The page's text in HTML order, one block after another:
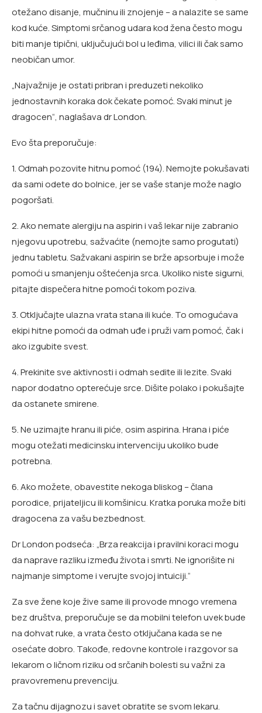
otežano disanje, mučninu ili znojenje – a nalazite se same
kod kuće. Simptomi srčanog udara kod žena često mogu
biti manje tipični, uključujući bol u leđima, vilici ili čak samo
neobičan umor.
„Najvažnije je ostati pribran i preduzeti nekoliko
jednostavnih koraka dok čekate pomoć. Svaki minut je
dragocen“, naglašava dr London.
Evo šta preporučuje:
1. Odmah pozovite hitnu pomoć (194). Nemojte pokušavati
da sami odete do bolnice, jer se vaše stanje može naglo
pogoršati.
2. Ako nemate alergiju na aspirin i vaš lekar nije zabranio
njegovu upotrebu, sažvaćite (nemojte samo progutati)
jednu tabletu. Sažvakani aspirin se brže apsorbuje i može
pomoći u smanjenju oštećenja srca. Ukoliko niste sigurni,
pitajte dispečera hitne pomoći tokom poziva.
3. Otključajte ulazna vrata stana ili kuće. To omogućava
ekipi hitne pomoći da odmah uđe i pruži vam pomoć, čak i
ako izgubite svest.
4. Prekinite sve aktivnosti i odmah sedite ili lezite. Svaki
napor dodatno opterećuje srce. Dišite polako i pokušajte
da ostanete smirene.
5. Ne uzimajte hranu ili piće, osim aspirina. Hrana i piće
mogu otežati medicinsku intervenciju ukoliko bude
potrebna.
6. Ako možete, obavestite nekoga bliskog – člana
porodice, prijateljicu ili komšinicu. Kratka poruka može biti
dragocena za vašu bezbednost.
Dr London podseća: „Brza reakcija i pravilni koraci mogu
da naprave razliku između života i smrti. Ne ignorišite ni
najmanje simptome i verujte svojoj intuiciji.“
Za sve žene koje žive same ili provode mnogo vremena
bez društva, preporučuje se da mobilni telefon uvek bude
na dohvat ruke, a vrata često otključana kada se ne
osećate dobro. Takođe, redovne kontrole i razgovor sa
lekarom o ličnom riziku od srčanih bolesti su važni za
pravovremenu prevenciju.
Za tačnu dijagnozu i savet obratite se svom lekaru.